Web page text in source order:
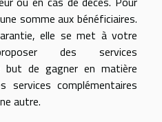
somme aux bénéficiaires.
elle se met à votre
des services
but de gagner en matière
services complémentaires
autre.